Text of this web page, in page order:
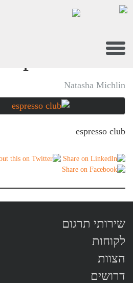
Main
Content
Toggle
navigation
espresso club
Natasha Michlin
espresso club
שירותי תרגום
לקוחות
הצוות
דרושים